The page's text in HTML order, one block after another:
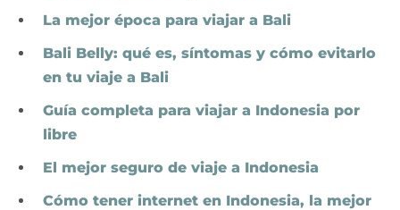
La mejor época para viajar a Bali
Bali Belly: qué es, síntomas y cómo evitarlo
en tu viaje a Bali
Guía completa para viajar a Indonesia por
libre
El mejor seguro de viaje a Indonesia
Cómo tener internet en Indonesia, la mejor